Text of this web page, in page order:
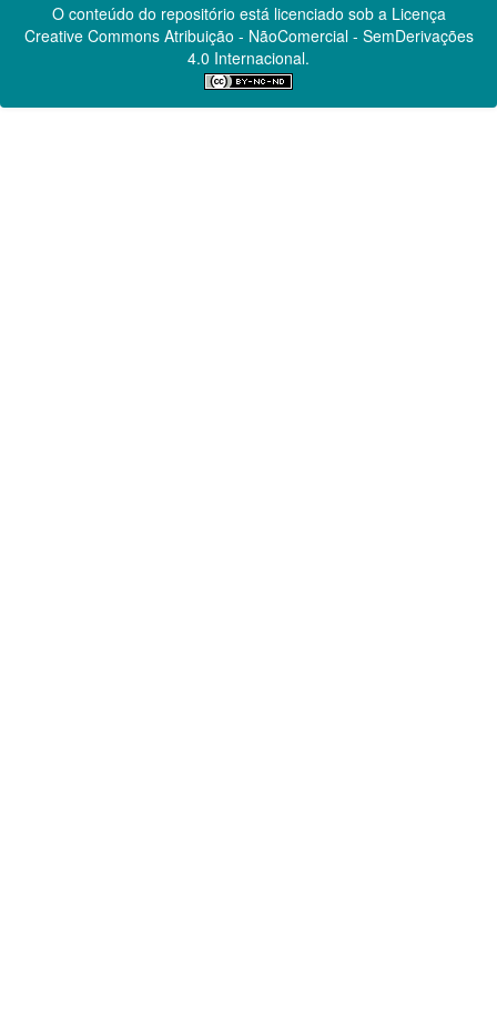
O conteúdo do repositório está licenciado sob a Licença
Creative CommonsAtribuição - NãoComercial - SemDerivações
4.0 Internacional.